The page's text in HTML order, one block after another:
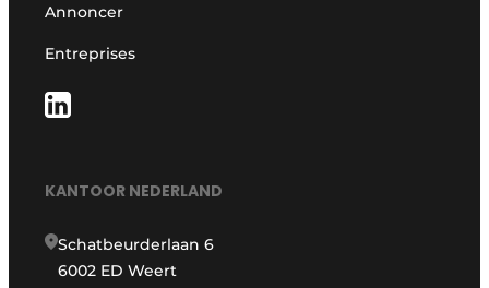
Annoncer
Entreprises
KANTOOR NEDERLAND
Schatbeurderlaan 6
6002 ED Weert